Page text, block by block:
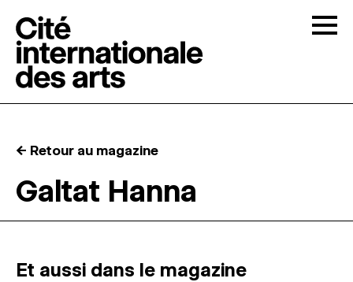
RÉSIDENCES ↓
ATELIERS OUVERTS
← Retour au magazine
Galtat Hanna
Et aussi dans le magazine